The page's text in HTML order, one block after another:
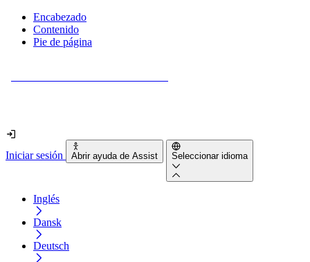
Encabezado
Contenido
Pie de página
Iniciar sesión Abrir ayuda de Assist Seleccionar idioma
Inglés
Dansk
Deutsch